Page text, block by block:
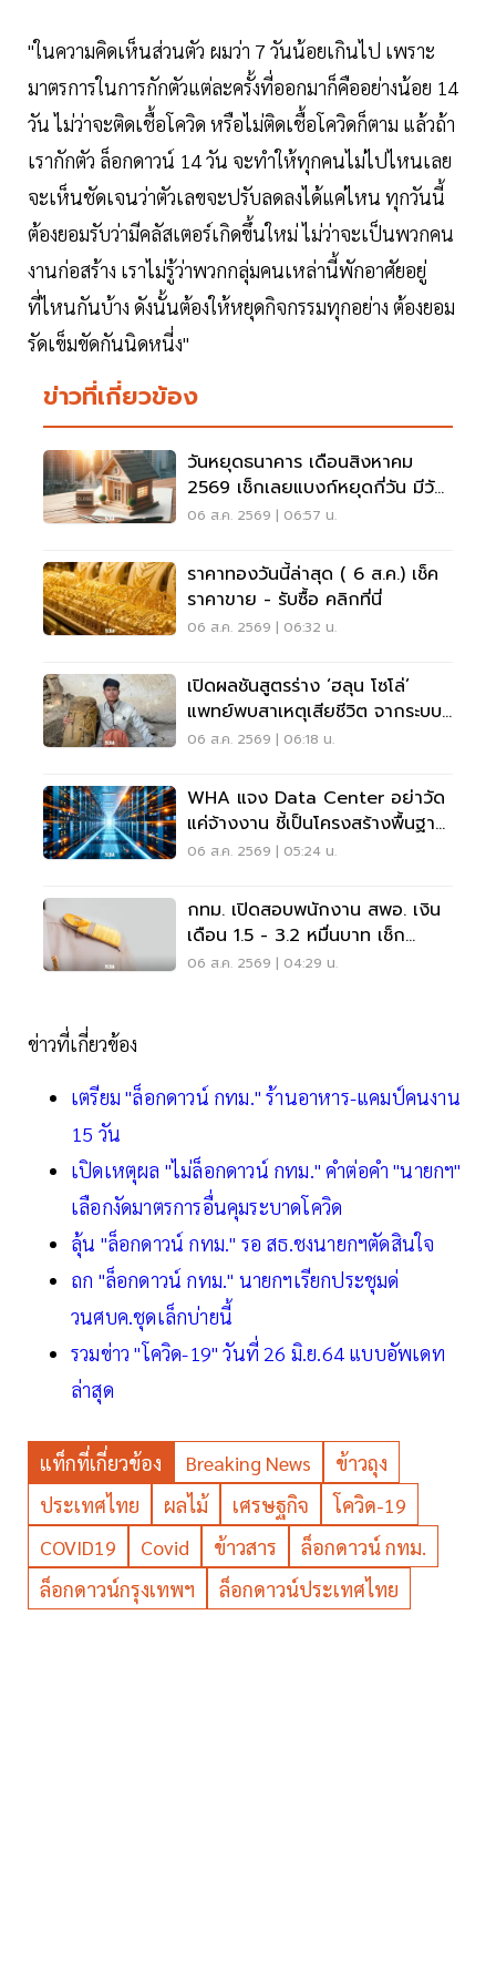
"ในความคิดเห็นส่วนตัว ผมว่า 7 วันน้อยเกินไป เพราะ
มาตรการในการกักตัวแต่ละครั้งที่ออกมาก็คืออย่างน้อย 14
วัน ไม่ว่าจะติดเชื้อโควิด หรือไม่ติดเชื้อโควิดก็ตาม แล้วถ้า
เรากักตัว ล็อกดาวน์ 14 วัน จะทำให้ทุกคนไม่ไปไหนเลย
จะเห็นชัดเจนว่าตัวเลขจะปรับลดลงได้แค่ไหน ทุกวันนี้
ต้องยอมรับว่ามีคลัสเตอร์เกิดขึ้นใหม่ ไม่ว่าจะเป็นพวกคน
งานก่อสร้าง เราไม่รู้ว่าพวกกลุ่มคนเหล่านี้พักอาศัยอยู่
ที่ไหนกันบ้าง ดังนั้นต้องให้หยุดกิจกรรมทุกอย่าง ต้องยอม
รัดเข็มขัดกันนิดหนี่ง"
ข่าวที่เกี่ยวข้อง
วันหยุดธนาคาร เดือนสิงหาคม
2569 เช็กเลยแบงก์หยุดกี่วัน มีวัน
หยุดยาวไหม
06 ส.ค. 2569 | 06:57 น.
ราคาทองวันนี้ล่าสุด ( 6 ส.ค.) เช็ค
ราคาขาย - รับซื้อ คลิกที่นี่
06 ส.ค. 2569 | 06:32 น.
เปิดผลชันสูตรร่าง ‘ฮลุน โซโล่’
แพทย์พบสาเหตุเสียชีวิต จากระบบ
หัวใจล้มเหลว
06 ส.ค. 2569 | 06:18 น.
WHA แจง Data Center อย่าวัด
แค่จ้างงาน ชี้เป็นโครงสร้างพื้นฐาน
เศรษฐกิจดิจิทัล
06 ส.ค. 2569 | 05:24 น.
กทม. เปิดสอบพนักงาน สพอ. เงิน
เดือน 1.5 - 3.2 หมื่นบาท เช็ก
เงื่อนไข-วิธีสมัครที่นี่
06 ส.ค. 2569 | 04:29 น.
ข่าวที่เกี่ยวข้อง
เตรียม "ล็อกดาวน์ กทม." ร้านอาหาร-แคมป์คนงาน
15 วัน
เปิดเหตุผล "ไม่ล็อกดาวน์ กทม." คำต่อคำ "นายกฯ"
เลือกงัดมาตรการอื่นคุมระบาดโควิด
ลุ้น "ล็อกดาวน์ กทม." รอ สธ.ชงนายกฯตัดสินใจ
ถก "ล็อกดาวน์ กทม." นายกฯเรียกประชุมด่
วนศบค.ชุดเล็กบ่ายนี้
รวมข่าว "โควิด-19" วันที่ 26 มิ.ย.64 แบบอัพเดท
ล่าสุด
แท็กที่เกี่ยวข้อง Breaking News
ข้าวถุง
ประเทศไทย
ผลไม้ เศรษฐกิจ
โควิด-19
COVID19
Covid ข้าวสาร
ล็อกดาวน์ กทม.
ล็อกดาวน์กรุงเทพฯ
ล็อกดาวน์ประเทศไทย